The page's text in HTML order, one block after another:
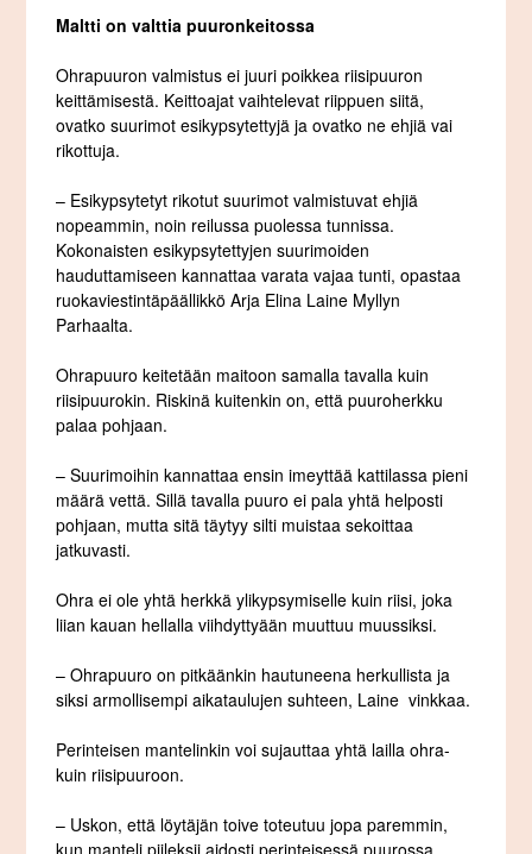
Maltti on valttia puuronkeitossa
Ohrapuuron valmistus ei juuri poikkea riisipuuron
keittämisestä. Keittoajat vaihtelevat riippuen siitä,
ovatko suurimot esikypsytettyjä ja ovatko ne ehjiä vai
rikottuja.
– Esikypsytetyt rikotut suurimot valmistuvat ehjiä
nopeammin, noin reilussa puolessa tunnissa.
Kokonaisten esikypsytettyjen suurimoiden
hauduttamiseen kannattaa varata vajaa tunti, opastaa
ruokaviestintäpäällikkö Arja Elina Laine Myllyn
Parhaalta.
Ohrapuuro keitetään maitoon samalla tavalla kuin
riisipuurokin. Riskinä kuitenkin on, että puuroherkku
palaa pohjaan.
– Suurimoihin kannattaa ensin imeyttää kattilassa pieni
määrä vettä. Sillä tavalla puuro ei pala yhtä helposti
pohjaan, mutta sitä täytyy silti muistaa sekoittaa
jatkuvasti.
Ohra ei ole yhtä herkkä ylikypsymiselle kuin riisi, joka
liian kauan hellalla viihdyttyään muuttuu muussiksi.
– Ohrapuuro on pitkäänkin hautuneena herkullista ja
siksi armollisempi aikataulujen suhteen, Laine vinkkaa.
Perinteisen mantelinkin voi sujauttaa yhtä lailla ohra-
kuin riisipuuroon.
– Uskon, että löytäjän toive toteutuu jopa paremmin,
kun manteli piileksii aidosti perinteisessä puurossa,